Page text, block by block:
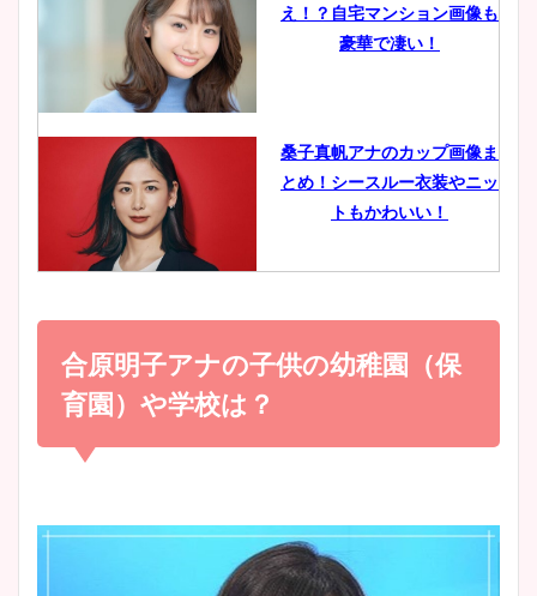
鈴木唯の太ってた時の体重が
ヤバすぎww原因や痩せたダ
豊島実季アナのカップ画像ま
とめ！美脚や水着姿に年齢も
宇賀神メグアナのニット画像
池谷実悠アナのメガネ画像が
かわいい！カップや水着姿も
え！？自宅マンション画像も
豪華で凄い！
桑子真帆アナのカップ画像ま
とめ！シースルー衣装やニッ
トもかわいい！
小室瑛莉子のカップ画像まと
め！足が美脚でニット衣装も
かわいい！
像！身長やカップ、同期や
wikiプロフもチェック！
合原明子アナの子供の幼稚園（保
育園）や学校は？